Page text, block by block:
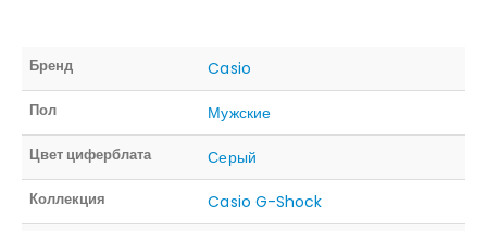
Бренд Casio
Пол Мужские
Цвет циферблата Серый
Коллекция Casio G-Shock